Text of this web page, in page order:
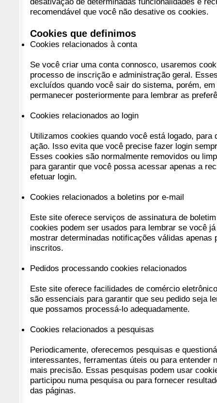
recomendável que você não desative os cookies.
Cookies que definimos
Cookies relacionados à conta
Se você criar uma conta connosco, usaremos
processo de inscrição e administração geral.
excluídos quando você sair do sistema, porém,
permanecer posteriormente para lembrar as
Cookies relacionados ao login
Utilizamos cookies quando você está logado, para
ação. Isso evita que você precise fazer login
Esses cookies são normalmente removidos ou
para garantir que você possa acessar apenas a
efetuar login.
Cookies relacionados a boletins por e-mail
Este site oferece serviços de assinatura de
cookies podem ser usados ​​para lembrar se você
mostrar determinadas notificações válidas apenas
inscritos.
Pedidos processando cookies relacionados
Este site oferece facilidades de comércio
são essenciais para garantir que seu pedido seja
que possamos processá-lo adequadamente.
Cookies relacionados a pesquisas
Periodicamente, oferecemos pesquisas e
interessantes, ferramentas úteis ou para entender
mais precisão. Essas pesquisas podem usar
participou numa pesquisa ou para fornecer
das páginas.